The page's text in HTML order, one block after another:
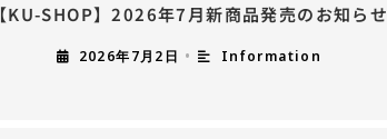
【KU-SHOP】2026年7月新商品発売のお知らせ
2026年7月2日 • Information